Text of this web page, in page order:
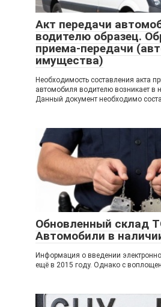
Акт передачи
водителю образец.
приема-передачи
имущества)
Необходимость составления акта
автомобиля водителю возникает в
Данный документ необходимо
Обновленный склад
Автомобили в
Информация о введении
ещё в 2015 году. Однако с